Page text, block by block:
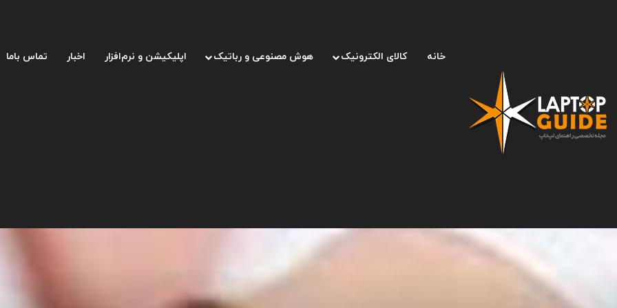
خانه کالای الکترونیک هوش مصنوعی و رباتیک اپلیکیشن و نرم‌افزار اخبار تماس باما
صفحه اصلی